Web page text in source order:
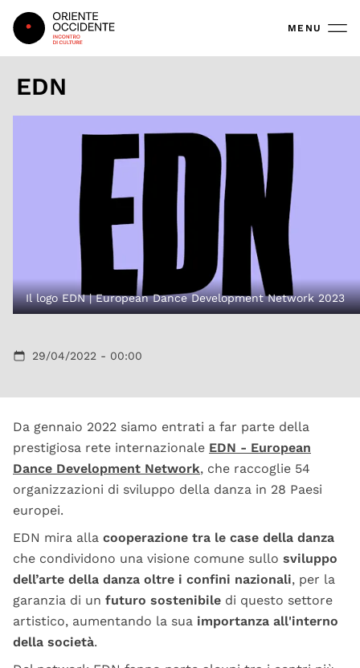
Oriente Occidente MENU
EDN
Il logo EDN | European Dance Development Network 2023
29/04/2022 - 00:00
Da gennaio 2022 siamo entrati a far parte della
prestigiosa rete internazionale EDN - European
Dance Development Network, che raccoglie 54
organizzazioni di sviluppo della danza in 28 Paesi
europei.
EDN mira alla cooperazione tra le case della danza
che condividono una visione comune sullo sviluppo
dell’arte della danza oltre i confini nazionali, per la
garanzia di un futuro sostenibile di questo settore
artistico, aumentando la sua importanza all'interno
della società.